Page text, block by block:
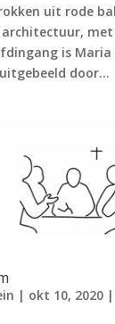
uit rode
architectuur,
is Maria
door...
| okt 10, 2020|